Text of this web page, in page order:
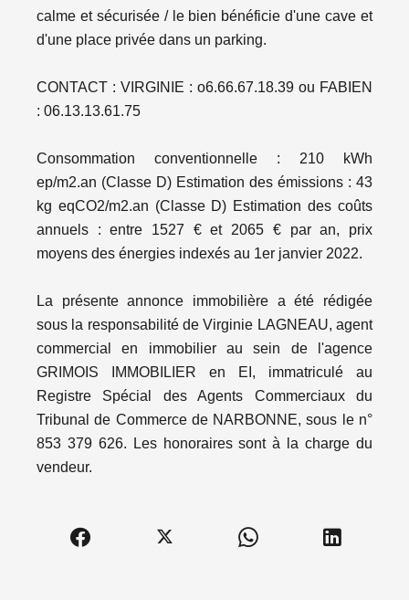
calme et sécurisée / le bien bénéficie d'une cave et
d'une place privée dans un parking.
CONTACT : VIRGINIE : o6.66.67.18.39 ou FABIEN
: 06.13.13.61.75
Consommation conventionnelle : 210 kWh
ep/m2.an (Classe D) Estimation des émissions : 43
kg eqCO2/m2.an (Classe D) Estimation des coûts
annuels : entre 1527 € et 2065 € par an, prix
moyens des énergies indexés au 1er janvier 2022.
La présente annonce immobilière a été rédigée
sous la responsabilité de Virginie LAGNEAU, agent
commercial en immobilier au sein de l'agence
GRIMOIS IMMOBILIER en EI, immatriculé au
Registre Spécial des Agents Commerciaux du
Tribunal de Commerce de NARBONNE, sous le n°
853 379 626. Les honoraires sont à la charge du
vendeur.